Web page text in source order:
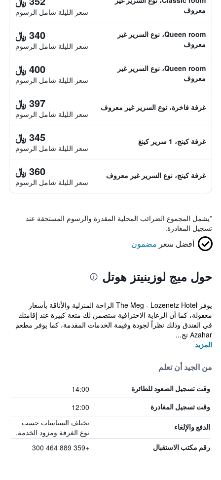
معروف
سعر الليلة شامل الرسوم
Queen room، نوع السرير غير
معروف
340 ﷼
سعر الليلة شامل الرسوم
Queen room، نوع السرير غير
معروف
400 ﷼
سعر الليلة شامل الرسوم
غرفة فاخرة، نوع السرير غير معروف 397 ﷼
سعر الليلة شامل الرسوم
غرفة كينج، 1 سرير كينغ 345 ﷼
سعر الليلة شامل الرسوم
غرفة كينج، نوع السرير غير معروف 360 ﷼
سعر الليلة شامل الرسوم
*يشمل المجموع الضرائب المحلية المقدرة والرسوم المستحقة عند
تسجيل المغادرة.
أفضل سعر مضمون
حول ميج لوزينيتز هوتل
يوفر The Meg - Lozenetz Hotel الراحة المنزلية والأناقة بأسعار
معقولة، كما أن الرعاية الاحترافية ستضمن لك متعة كبيرة عند إقامتك
في الفندق وذلك نظراً لجودة وقيمة الخدمات المقدمة، كما يوفر مطعم
Аzahar تج...
المزيد
من الجيد أن تعلم
وقت تسجيل الصعود للطائرة 14:00
وقت تسجيل المغادرة 12:00
الدفع والإلغاء
تختلف السياسات حسب
نوع الغرفة ومزود الخدمة.
رقم مكتب الاستقبال +359 889 464 300